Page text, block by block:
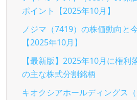
ポイント【2025年10月】
ノジマ（7419）の株価動向と
【2025年10月】
【最新版】2025年10月に権利
の主な株式分割銘柄
キオクシアホールディングス